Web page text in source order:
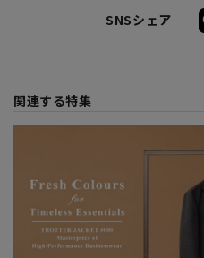
SNSシェア
関連する特集